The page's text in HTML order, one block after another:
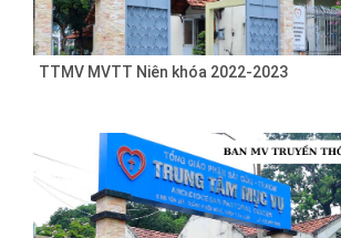
TTMV MVTT Niên khóa 2022-2023